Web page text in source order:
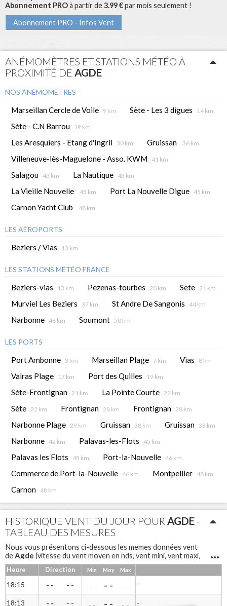
Abonnement PROà partir de3.99 €par mois seulement !
Abonnement PRO - Infos Vent
ANÉMOMÈTRES ET STATIONS MÉTÉO À
PROXIMITÉ DE AGDE
NOS ANÉMOMÈTRES
Marseillan Cercle de Voile 9 km Sète - Les 3 digues 14 km
Sète - C.N Barrou 19 km
Les Aresquiers - Etang d'Ingril 30 km Gruissan 36 km
Villeneuve-lès-Maguelone - Asso. KWM 41 km
Salagou 43 km La Nautique 43 km
La Vieille Nouvelle 45 km Port La Nouvelle Digue 45 km
Carnon Yacht Club 48 km
LES AÉROPORTS
Beziers / Vias 13 km
LES STATIONS MÉTÉO FRANCE
Beziers-vias 13 km Pezenas-tourbes 20 km Sete 21 km
Murviel Les Beziers 37 km St Andre De Sangonis 44 km
Narbonne 46 km Soumont 50 km
LES PORTS
Port Ambonne 3 km Marseillan Plage 7 km Vias 8 km
Valras Plage 17 km Port des Quilles 19 km
Sète-Frontignan 21 km La Pointe Courte 22 km
Sète 22 km Frontignan 28 km Frontignan 28 km
Narbonne Plage 29 km Gruissan 38 km Gruissan 39 km
Narbonne 42 km Palavas-les-Flots 45 km
Palavas les Flots 45 km Port-la-Nouvelle 46 km
Commerce de Port-la-Nouvelle 46 km Montpellier 48 km
Carnon 48 km
HISTORIQUE VENT DU JOUR POUR AGDE -
TABLEAU DES MESURES
Nous vous présentons ci-dessous les memes données vent
deAgde (vitesse du vent moyen en nds, vent mini, vent maxi,
rafales et direction du vent) sous forme de tableau pour une
lecture différente
Notre anémomètre à coupelles
vent et une girouette permet d'avoir la direction.
Heure Direction Min Moy Max
18:15 - - - - - - - - - - -
18:13 - - - - - - -